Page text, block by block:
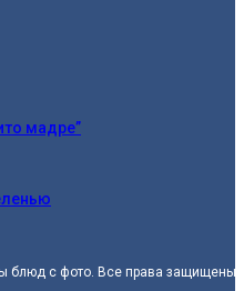
мадре”
блюд с фото. Все права защищены.